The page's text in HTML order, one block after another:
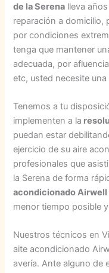
de la Serena lleva
reparación a domicilio,
por condiciones
tenga que mantener
adecuada, por
etc, usted necesite
Tenemos a tu
implementen a la
puedan estar
ejercicio de su aire
profesionales que
la Serena de forma
acondicionado Airwell
menor tiempo posible
Nuestros técnicos en
aite acondicionado
avería. Ante alguno